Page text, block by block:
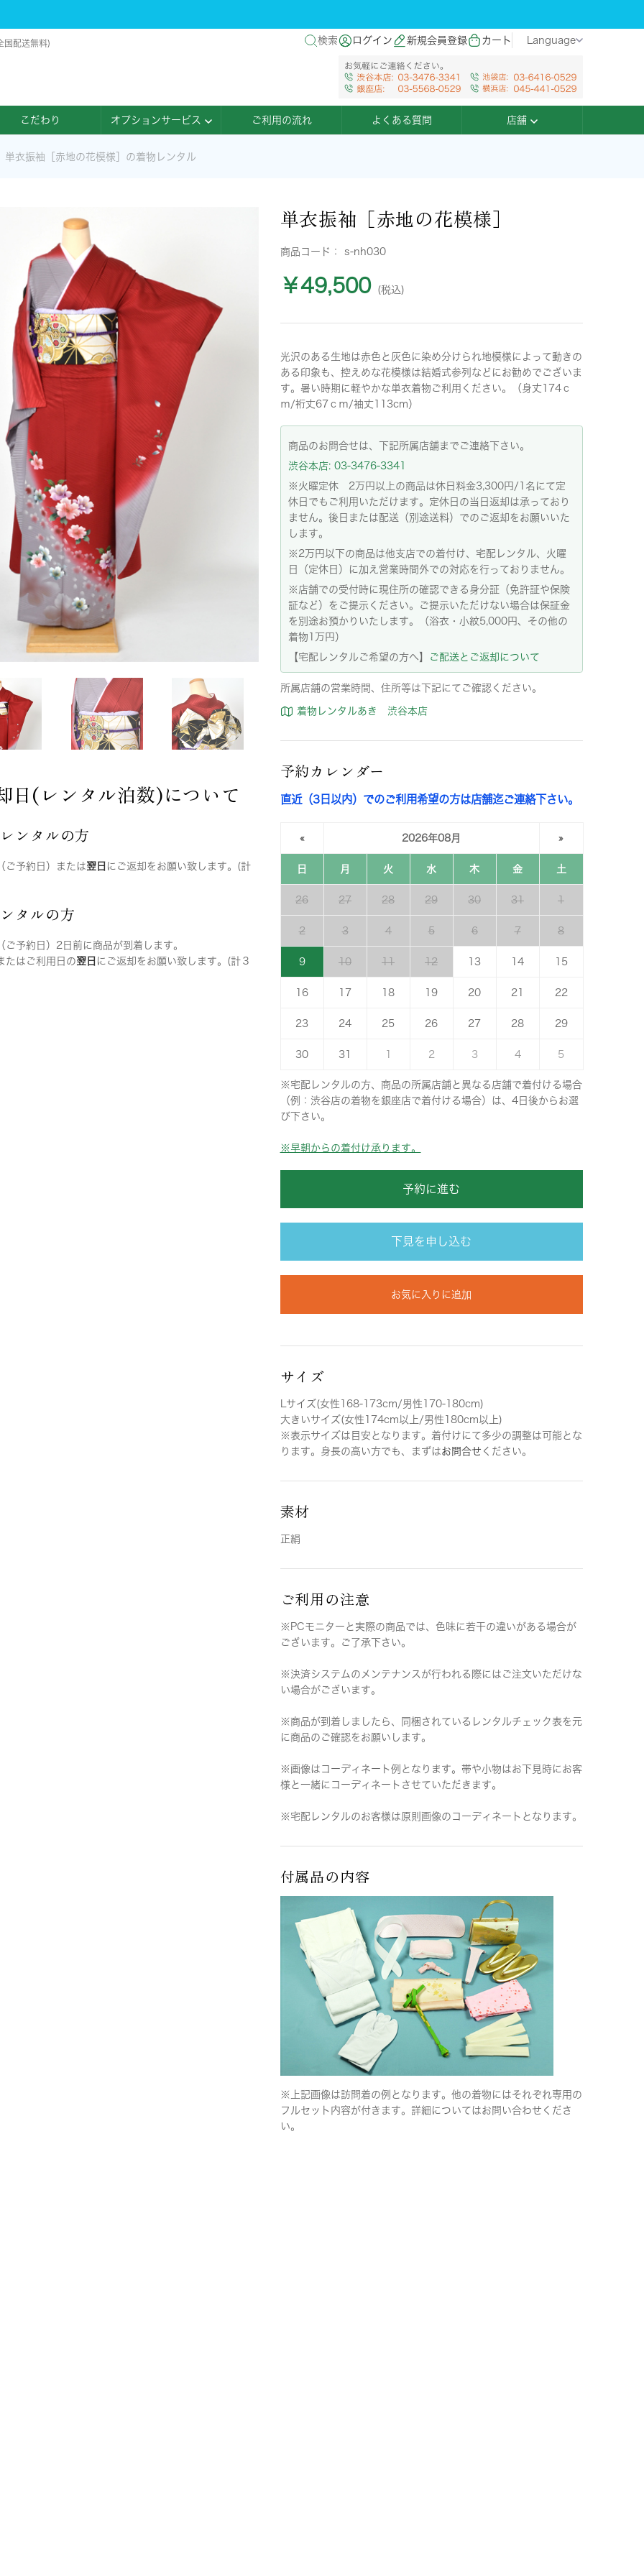
国配送無料) 検索 ログイン 新規会員登録 カート Language
こだわり オプションサービス ご利用の流れ よくある質問 店舗
単衣振袖［赤地の花模様］の着物レンタル
日(レンタル泊数)について
ンタルの方
ご予約日）または翌日 にご返却をお願い致します。(計
タルの方
ご予約日）2日前に商品が到着します。
たはご利用日の翌日 にご返却をお願い致します。(計３
単衣振袖［赤地の花模様］
商品コード： s-nh030
￥49,500 (税込)
光沢のある生地は赤色と灰色に染め分けられ地模様によって動きの
ある印象も、控えめな花模様は結婚式参列などにお勧めでございま
す。暑い時期に軽やかな単衣着物ご利用ください。（身丈174ｃ
ｍ/裄丈67ｃｍ/袖丈113cm）
商品のお問合せは、下記所属店舗までご連絡下さい。
渋谷本店: 03-3476-3341
※火曜定休 2万円以上の商品は休日料金3,300円/1名にて定
休日でもご利用いただけます。定休日の当日返却は承っており
ません。後日または配送（別途送料）でのご返却をお願いいた
します。
※2万円以下の商品は他支店での着付け、宅配レンタル、火曜
日（定休日）に加え営業時間外での対応を行っておりません。
※店舗での受付時に現住所の確認できる身分証（免許証や保険
証など）をご提示ください。ご提示いただけない場合は保証金
を別途お預かりいたします。（浴衣・小紋5,000円、その他の
着物1万円）
【宅配レンタルご希望の方へ】
ご配送とご返却について
所属店舗の営業時間、住所等は下記にてご確認ください。
着物レンタルあき 渋谷本店
予約カレンダー
直近（3日以内）でのご利用希望の方は店舗迄ご連絡下さい。
« 2026年08月 »
日 月 火 水 木 金 土
26 27 28 29 30 31 1
2 3 4 5 6 7 8
9 10 11 12 13 14 15
16 17 18 19 20 21 22
23 24 25 26 27 28 29
30 31 2 3 4 5
※宅配レンタルの方、商品の所属店舗と異なる店舗で着付ける場合
（例：渋谷店の着物を銀座店で着付ける場合）は、4日後からお選
び下さい。
※早朝からの着付け承ります。
予約に進む
下見を申し込む
お気に入りに追加
サイズ
Lサイズ(女性168-173cm/男性170-180cm)
大きいサイズ(女性174cm以上/男性180cm以上)
※表示サイズは目安となります。着付けにて多少の調整は可能とな
ります。身長の高い方でも、まずはお問合せ ください。
素材
正絹
ご利用の注意
※PCモニターと実際の商品では、色味に若干の違いがある場合が
ございます。ご了承下さい。
※決済システムのメンテナンスが行われる際にはご注文いただけな
い場合がございます。
※商品が到着しましたら、同梱されているレンタルチェック表を元
に商品のご確認をお願いします。
※画像はコーディネート例となります。帯や小物はお下見時にお客
様と一緒にコーディネートさせていただきます。
※宅配レンタルのお客様は原則画像のコーディネートとなります。
付属品の内容
※上記画像は訪問着の例となります。他の着物にはそれぞれ専用の
フルセット内容が付きます。詳細についてはお問い合わせくださ
い。